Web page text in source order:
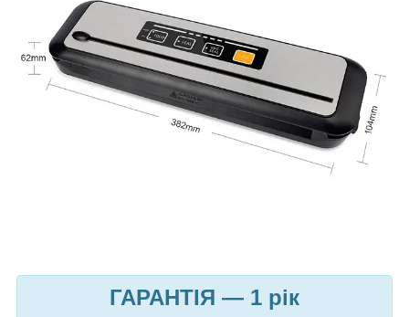
ГАРАНТІЯ — 1 рік